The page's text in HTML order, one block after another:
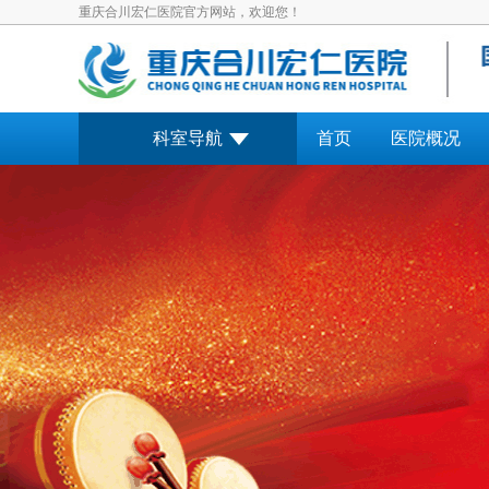
重庆合川宏仁医院官方网站，欢迎您！
科室导航 首页 医院概况